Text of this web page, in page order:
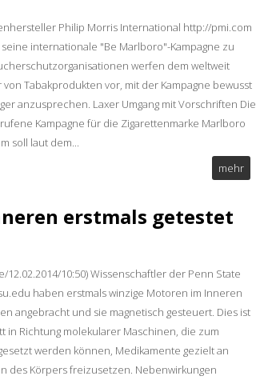
Philip Morris International http://pmi.com
internationale "Be Marlboro"-Kampagne zu
werfen dem weltweit
Tabakprodukten vor, mit der Kampagne bewusst
anzusprechen. Laxer Umgang mit Vorschriften Die
Kampagne für die Zigarettenmarke Marlboro
soll laut dem...
mehr
erstmals getestet
12.02.2014/10:50) Wissenschaftler der Penn State
haben erstmals winzige Motoren im Inneren
angebracht und sie magnetisch gesteuert. Dies ist
in Richtung molekularer Maschinen, die zum
werden können, Medikamente gezielt an
des Körpers freizusetzen. Nebenwirkungen